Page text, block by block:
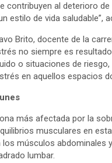
contribuyen al deterioro
estilo de vida saludable”,
Brito, docente de la
no siempre es
o situaciones de
en aquellos espacios
más afectada por la
musculares en
los músculos
lumbar.